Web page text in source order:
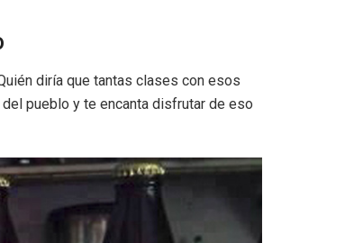
diría que tantas clases con esos
pueblo y te encanta disfrutar de eso